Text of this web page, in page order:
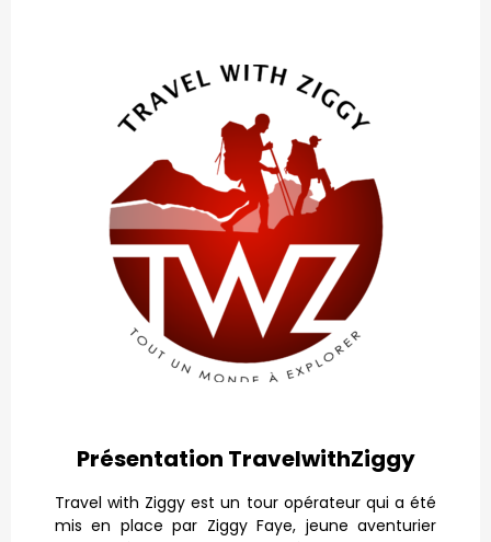
Présentation TravelwithZiggy
Travel with Ziggy est un tour opérateur qui a été
mis en place par Ziggy Faye, jeune aventurier